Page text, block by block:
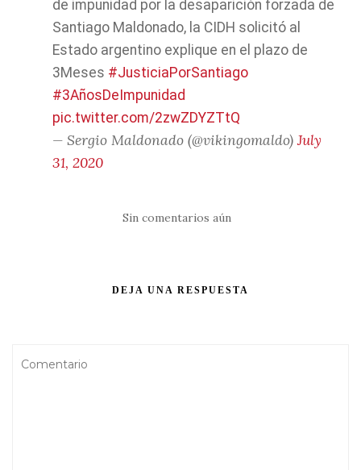
p o
k
r
de impunidad por la desaparición forzada de
Santiago Maldonado, la CIDH solicitó al
Estado argentino explique en el plazo de
3Meses #JusticiaPorSantiago
#3AñosDeImpunidad
pic.twitter.com/2zwZDYZTtQ
— Sergio Maldonado (@vikingomaldo)July
31, 2020
Sin comentarios aún
DEJA UNA RESPUESTA